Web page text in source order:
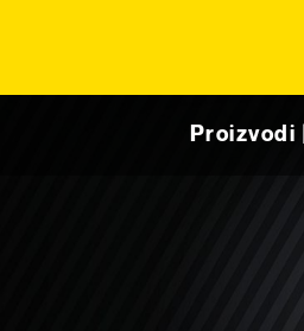
Proizvodi